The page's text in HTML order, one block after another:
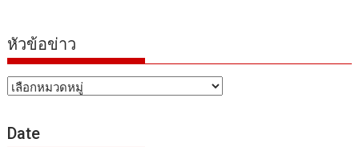
หัวข้อข่าว
หัวข้อ
Date